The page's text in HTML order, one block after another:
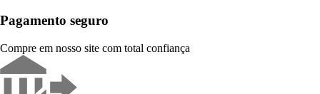
Pagamento seguro
Compre em nosso site com total confiança